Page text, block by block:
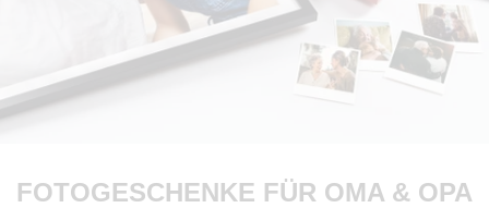
FOTOGESCHENKE FÜR OMA & OPA